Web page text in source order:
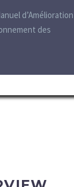
d’Amélioration
des